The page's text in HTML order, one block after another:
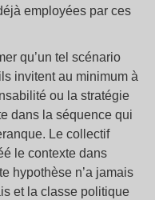
employées par ces
qu’un tel scénario
invitent au minimum à
ou la stratégie
dans la séquence qui
Le collectif
le contexte dans
hypothèse n’a jamais
et la classe politique